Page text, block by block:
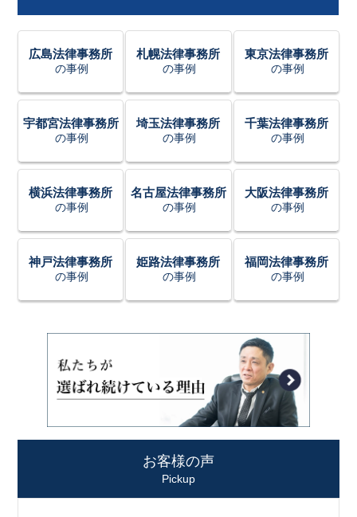
広島法律事務所
の事例
札幌法律事務所
の事例
東京法律事務所
の事例
宇都宮法律事務所
の事例
埼玉法律事務所
の事例
千葉法律事務所
の事例
横浜法律事務所
の事例
名古屋法律事務所
の事例
大阪法律事務所
の事例
神戸法律事務所
の事例
姫路法律事務所
の事例
福岡法律事務所
の事例
お客様の声
Pickup